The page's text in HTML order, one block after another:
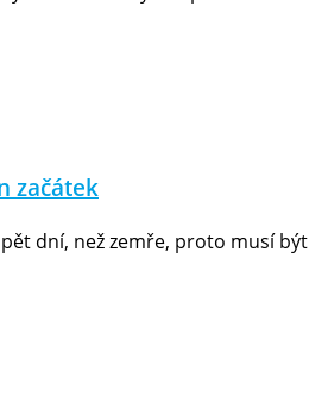
začátek
dní, než zemře, proto musí být